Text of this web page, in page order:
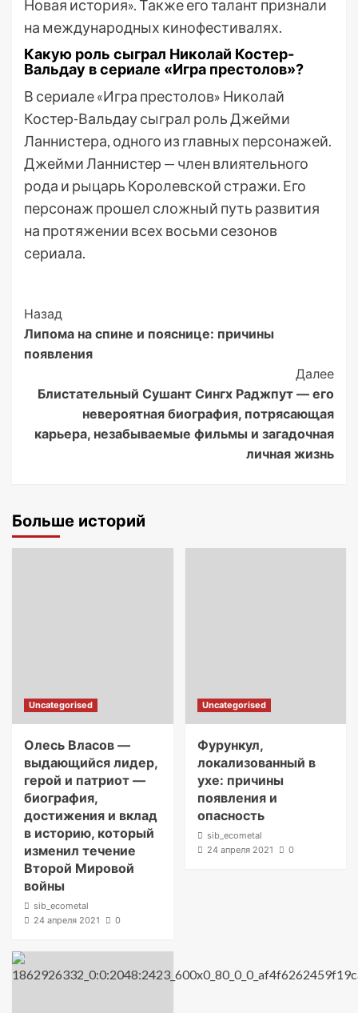
Новая история». Также его талант признали
на международных кинофестивалях.
Какую роль сыграл Николай Костер-
Вальдау в сериале «Игра престолов»?
В сериале «Игра престолов» Николай
Костер-Вальдау сыграл роль Джейми
Ланнистера, одного из главных персонажей.
Джейми Ланнистер — член влиятельного
рода и рыцарь Королевской стражи. Его
персонаж прошел сложный путь развития
на протяжении всех восьми сезонов
сериала.
Post
Navigation
Назад
Липома на спине и пояснице: причины
появления
Далее
Блистательный Сушант Сингх Раджпут — его
невероятная биография, потрясающая
карьера, незабываемые фильмы и загадочная
личная жизнь
Больше историй
Uncategorised
Олесь Власов —
выдающийся лидер,
герой и патриот —
биография,
достижения и вклад
в историю, который
изменил течение
Второй Мировой
войны
sib_ecometal
24 апреля 2021
0
Uncategorised
Фурункул,
локализованный в
ухе: причины
появления и
опасность
sib_ecometal
24 апреля 2021
0